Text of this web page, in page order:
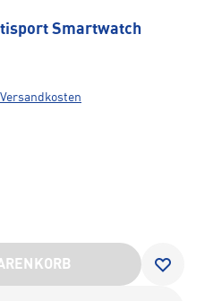
Smartwatch
Versandkosten